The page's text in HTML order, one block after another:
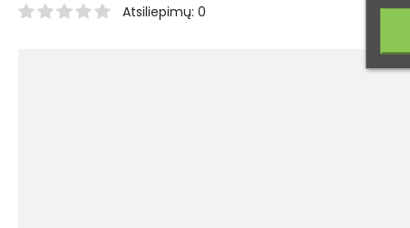
Atsiliepimų: 0